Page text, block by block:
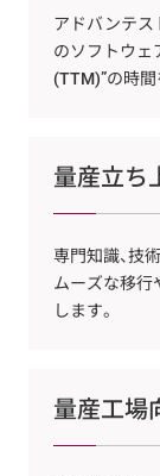
アドバンテス
のソフトウェ
(TTM)”の時間
量産立ち
専門知識、技
ムーズな移行
します。
量産工場